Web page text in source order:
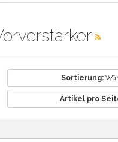
Sortierung:
Artikel pro